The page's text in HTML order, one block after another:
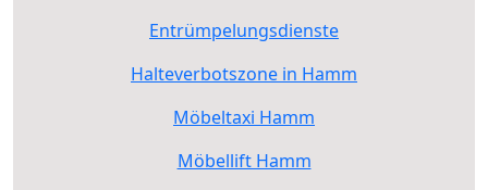
Entrümpelungsdienste
Halteverbotszone in Hamm
Möbeltaxi Hamm
Möbellift Hamm